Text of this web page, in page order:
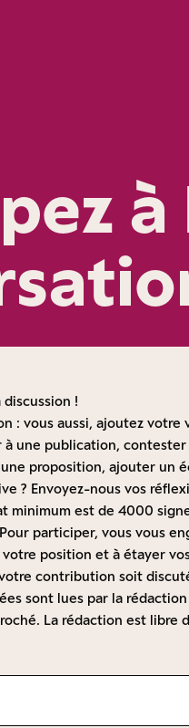
à
!
: vous aussi, ajoutez votre
à une publication,
proposition, ajouter un
? Envoyez-nous vos
minimum est de 4000
participer, vous vous
position et à étayer
contribution soit
sont lues par la
La rédaction est libre